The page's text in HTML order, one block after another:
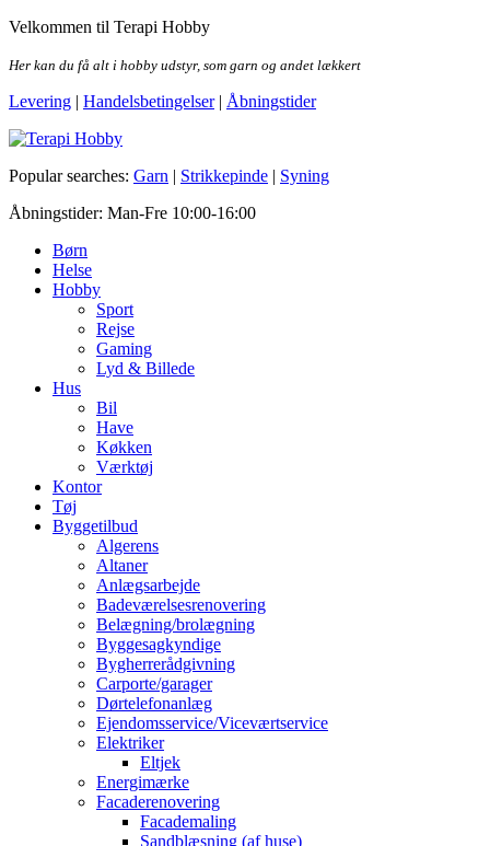
Skip
the
Velkommen til Terapi Hobby
Her kan du få alt i hobby udstyr, som garn og andet lækkert
Levering | Handelsbetingelser| Åbningstider
Terapi Hobby
Popular searches: Garn | Strikkepinde | Syning
Åbningstider: Man-Fre 10:00-16:00
Børn
Helse
Hobby
Sport
Rejse
Gaming
Lyd & Billede
Hus
Bil
Have
Køkken
Værktøj
Kontor
Tøj
Byggetilbud
Algerens
Altaner
Anlægsarbejde
Badeværelsesrenovering
Belægning/brolægning
Byggesagkyndige
Bygherrerådgivning
Carporte/garager
Dørtelefonanlæg
Ejendomsservice/Viceværtservice
Elektriker
Eltjek
Energimærke
Facaderenovering
Facademaling
Sandblæsning (af huse)